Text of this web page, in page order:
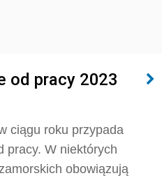
od pracy 2023
ciągu roku przypada
pracy. W niektórych
obowiązują